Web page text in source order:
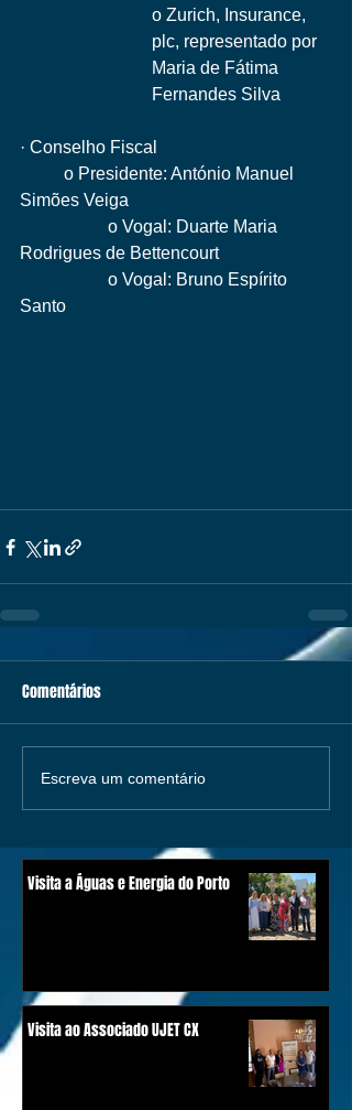
o Zurich, Insurance,
plc, representado por
Maria de Fátima
Fernandes Silva
· Conselho Fiscal
Simões Veiga
Rodrigues de Bettencourt
Santo
Comentários
Escreva um comentário
Visita a Águas e Energia do Porto
Visita ao Associado UJET CX